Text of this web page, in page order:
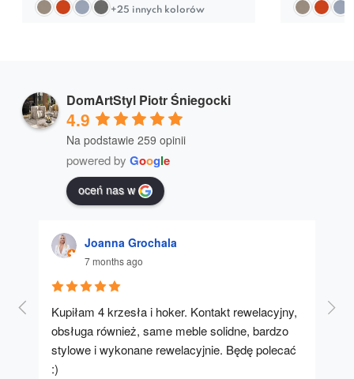
+25 innych kolorów
DomArtStyl Piotr Śniegocki
4.9
Na podstawie 259 opinii
powered by Google
oceń nas w
Joanna Grochala
7 months ago
Kupiłam 4 krzesła i hoker. Kontakt rewelacyjny,
obsługa również, same meble solidne, bardzo
stylowe i wykonane rewelacyjnie. Będę polecać
:)
A